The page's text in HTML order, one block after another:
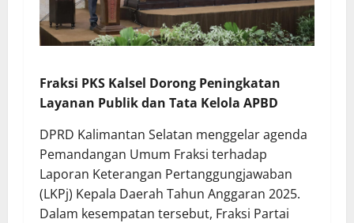
Fraksi PKS Kalsel Dorong Peningkatan
Layanan Publik dan Tata Kelola APBD
DPRD Kalimantan Selatan menggelar agenda
Pemandangan Umum Fraksi terhadap
Laporan Keterangan Pertanggungjawaban
(LKPj) Kepala Daerah Tahun Anggaran 2025.
Dalam kesempatan tersebut, Fraksi Partai